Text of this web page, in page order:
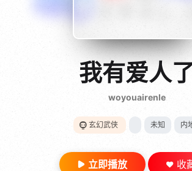
{if condition="$obj.vod_points
gt 0"}
28短剧
我有爱人
woyouairenle
玄幻武侠 未知 内
立即播放 收